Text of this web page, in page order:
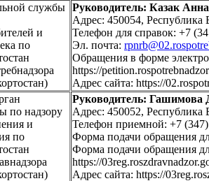
службы
и
по
Руководитель: Казак
Адрес: 450054, Республика
Телефон для справок: +7
Эл. почта:
Обращения в форме
https://
Адрес сайта: https://
по надзору
и
по
Руководитель: Гашимова
Адрес: 450052, Республика
Телефон приемной: +7
Форма подачи обращения
Форма подачи обращения
https://
Адрес сайта: https://